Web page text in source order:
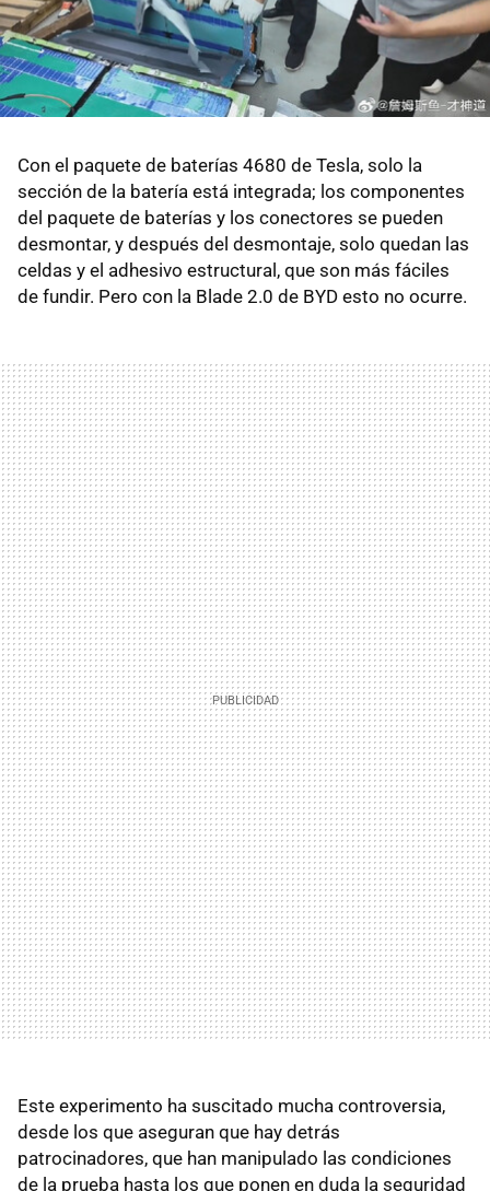
Con el paquete de baterías 4680 de Tesla, solo la
sección de la batería está integrada; los componentes
del paquete de baterías y los conectores se pueden
desmontar, y después del desmontaje, solo quedan las
celdas y el adhesivo estructural, que son más fáciles
de fundir. Pero con la Blade 2.0 de BYD esto no ocurre.
Este experimento ha suscitado mucha controversia,
desde los que aseguran que hay detrás
patrocinadores, que han manipulado las condiciones
de la prueba hasta los que ponen en duda la seguridad